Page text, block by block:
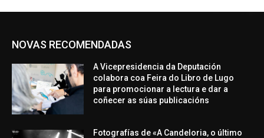
NOVAS RECOMENDADAS
A Vicepresidencia da Deputación
colabora coa Feira do Libro de Lugo
para promocionar a lectura e dar a
coñecer as súas publicacións
Fotografías de «A Candeloria, o último